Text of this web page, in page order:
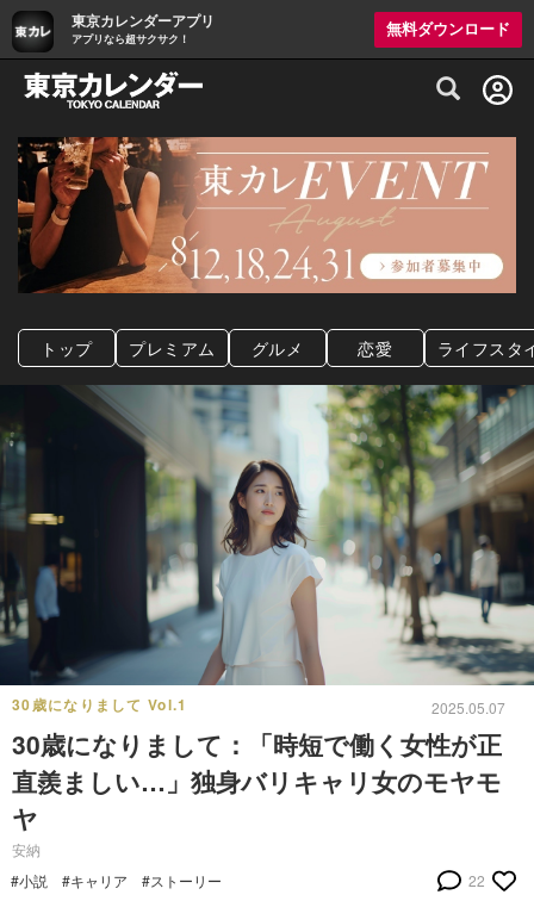
東京カレンダーアプリ
アプリなら超サクサク！
無料ダウンロード
グルメ情報・プレミアムレストラン予約
トップ プレミアム グルメ 恋愛 ライフスタ
30歳になりまして Vol.1 2025.05.07
30歳になりまして：「時短で働く女性が正
直羨ましい…」独身バリキャリ女のモヤモ
ヤ
安納
#小説
#キャリア #ストーリー 22